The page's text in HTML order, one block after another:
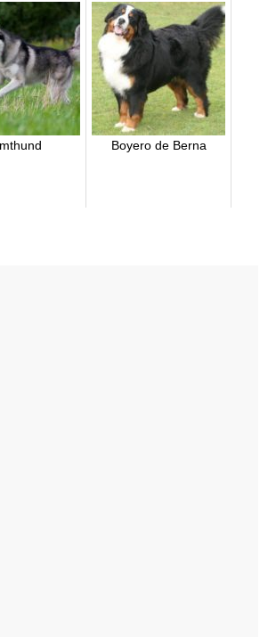
Boyero de Berna